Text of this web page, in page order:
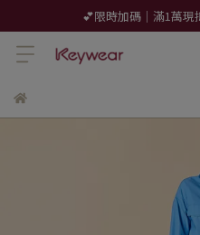
💕限時加碼｜滿1萬現